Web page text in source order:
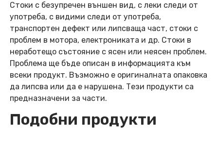
Стоки с безупречен външен вид, с леки следи от
употреба, с видими следи от употреба,
транспортен дефект или липсваща част, стоки с
проблем в мотора, електрониката и др. Стоки в
неработещо състояние с ясен или неясен проблем.
Проблема ще бъде описан в информацията към
всеки продукт. Възможно е оригиналната опаковка
да липсва или да е нарушена. Тези продукти са
предназначени за части.
Подобни продукти